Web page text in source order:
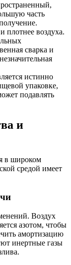
часть
плотнее воздуха.
сварка и
истинно
упаковке,
подавлять
и
в широком
средой имеет
Воздух
азотом, чтобы
амортизацию
инертные газы